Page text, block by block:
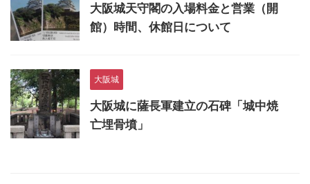
大阪城天守閣の入場料金と営業（開
館）時間、休館日について
大阪城
大阪城に薩長軍建立の石碑「城中焼
亡埋骨墳」